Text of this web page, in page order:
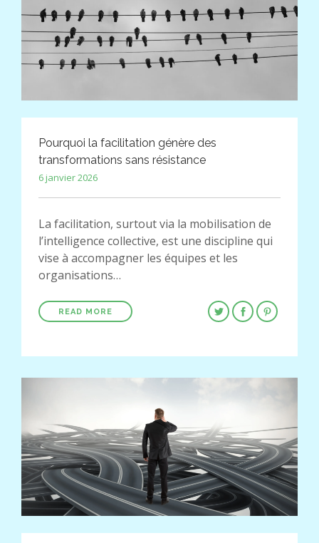
Pourquoi la facilitation génère des
transformations sans résistance
6 janvier 2026
La facilitation, surtout via la mobilisation de
l’intelligence collective, est une discipline qui
vise à accompagner les équipes et les
organisations…
READ MORE